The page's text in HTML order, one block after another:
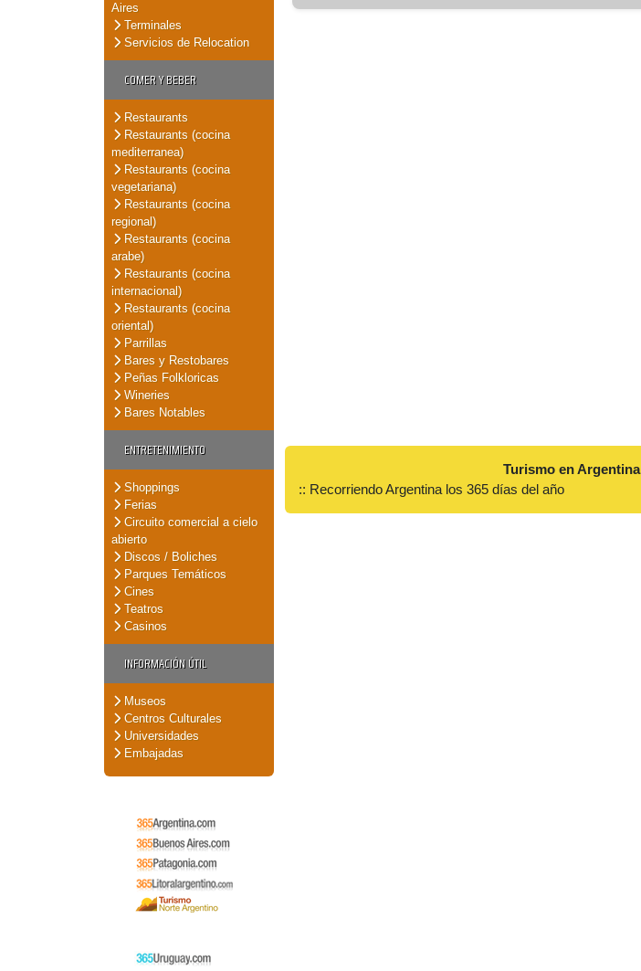
Aires
Terminales
Servicios de Relocation
COMER Y BEBER
Restaurants
Restaurants (cocina
mediterranea)
Restaurants (cocina
vegetariana)
Restaurants (cocina
regional)
Restaurants (cocina
arabe)
Restaurants (cocina
internacional)
Restaurants (cocina
oriental)
Parrillas
Bares y Restobares
Peñas Folkloricas
Wineries
Bares Notables
ENTRETENIMIENTO
Shoppings
Ferias
Circuito comercial a cielo
abierto
Discos / Boliches
Parques Temáticos
Cines
Teatros
Casinos
INFORMACIÓN ÚTIL
Museos
Centros Culturales
Universidades
Embajadas
Turismo en Argentina
:: Recorriendo Argentina los 365 días del año